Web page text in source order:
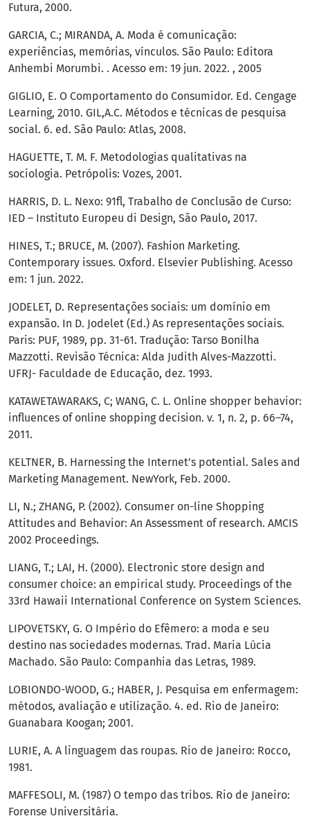
Futura, 2000.
GARCIA, C.; MIRANDA, A. Moda é comunicação:
experiências, memórias, vínculos. São Paulo: Editora
Anhembi Morumbi. . Acesso em: 19 jun. 2022. , 2005
GIGLIO, E. O Comportamento do Consumidor. Ed. Cengage
Learning, 2010. GIL,A.C. Métodos e técnicas de pesquisa
social. 6. ed. São Paulo: Atlas, 2008.
HAGUETTE, T. M. F. Metodologias qualitativas na
sociologia. Petrópolis: Vozes, 2001.
HARRIS, D. L. Nexo: 91fl, Trabalho de Conclusão de Curso:
IED – Instituto Europeu di Design, São Paulo, 2017.
HINES, T.; BRUCE, M. (2007). Fashion Marketing.
Contemporary issues. Oxford. Elsevier Publishing. Acesso
em: 1 jun. 2022.
JODELET, D. Representações sociais: um domínio em
expansão. In D. Jodelet (Ed.) As representações sociais.
Paris: PUF, 1989, pp. 31-61. Tradução: Tarso Bonilha
Mazzotti. Revisão Técnica: Alda Judith Alves-Mazzotti.
UFRJ- Faculdade de Educação, dez. 1993.
KATAWETAWARAKS, C; WANG, C. L. Online shopper behavior:
influences of online shopping decision. v. 1, n. 2, p. 66–74,
2011.
KELTNER, B. Harnessing the Internet’s potential. Sales and
Marketing Management. NewYork, Feb. 2000.
LI, N.; ZHANG, P. (2002). Consumer on-line Shopping
Attitudes and Behavior: An Assessment of research. AMCIS
2002 Proceedings.
LIANG, T.; LAI, H. (2000). Electronic store design and
consumer choice: an empirical study. Proceedings of the
33rd Hawaii International Conference on System Sciences.
LIPOVETSKY, G. O Império do Efêmero: a moda e seu
destino nas sociedades modernas. Trad. Maria Lúcia
Machado. São Paulo: Companhia das Letras, 1989.
LOBIONDO-WOOD, G.; HABER, J. Pesquisa em enfermagem:
métodos, avaliação e utilização. 4. ed. Rio de Janeiro:
Guanabara Koogan; 2001.
LURIE, A. A linguagem das roupas. Rio de Janeiro: Rocco,
1981.
MAFFESOLI, M. (1987) O tempo das tribos. Rio de Janeiro:
Forense Universitária.